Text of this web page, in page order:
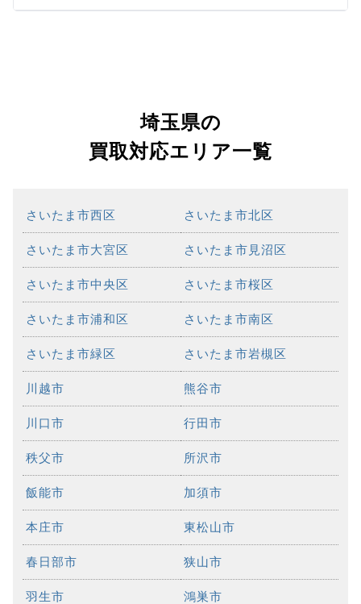
埼玉県の
買取対応エリア一覧
さいたま市西区 さいたま市北区
さいたま市大宮区 さいたま市見沼区
さいたま市中央区 さいたま市桜区
さいたま市浦和区 さいたま市南区
さいたま市緑区 さいたま市岩槻区
川越市 熊谷市
川口市 行田市
秩父市 所沢市
飯能市 加須市
本庄市 東松山市
春日部市 狭山市
羽生市 鴻巣市